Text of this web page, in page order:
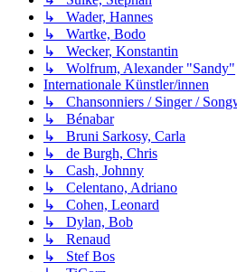
↳ Wader, Hannes
↳ Wartke, Bodo
↳ Wecker, Konstantin
↳ Wolfrum, Alexander "Sandy"
Internationale Künstler/innen
↳ Chansonniers / Singer /
↳ Bénabar
↳ Bruni Sarkosy, Carla
↳ de Burgh, Chris
↳ Cash, Johnny
↳ Celentano, Adriano
↳ Cohen, Leonard
↳ Dylan, Bob
↳ Renaud
↳ Stef Bos